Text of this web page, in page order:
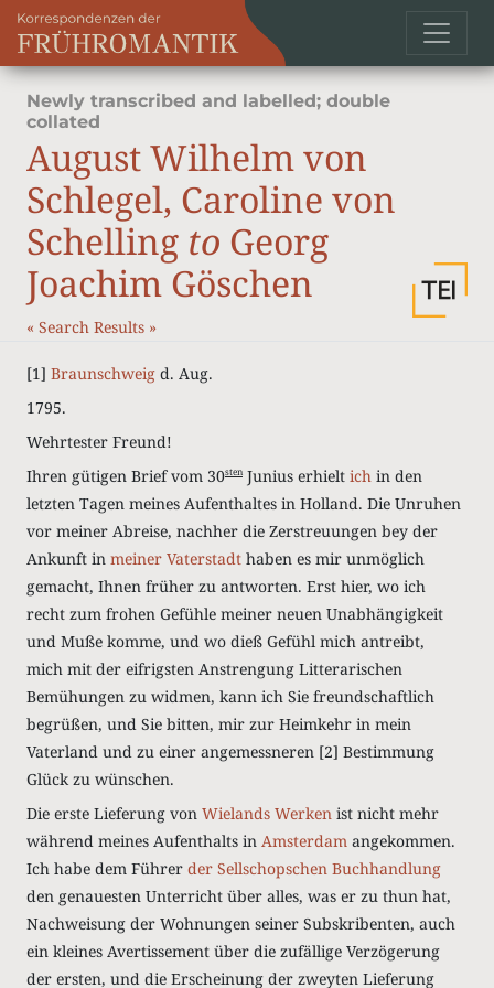
Newly transcribed and labelled; double
collated
August Wilhelm von
Schlegel, Caroline von
Schelling to Georg
Joachim Göschen
« Search Results »
[1] Braunschweig d. Aug.
1795.
Wehrtester Freund!
Ihren gütigen Brief vom 30sten Junius erhielt ich in den
letzten Tagen meines Aufenthaltes in Holland. Die Unruhen
vor meiner Abreise, nachher die Zerstreuungen bey der
Ankunft in meiner Vaterstadt haben es mir unmöglich
gemacht, Ihnen früher zu antworten. Erst hier, wo ich
recht zum frohen Gefühle meiner neuen Unabhängigkeit
und Muße komme, und wo dieß Gefühl mich antreibt,
mich mit der eifrigsten Anstrengung Litterarischen
Bemühungen zu widmen, kann ich Sie freundschaftlich
begrüßen, und Sie bitten, mir zur Heimkehr in mein
Vaterland und zu einer angemessneren [2] Bestimmung
Glück zu wünschen.
Die erste Lieferung von Wielands Werken ist nicht mehr
während meines Aufenthalts in Amsterdam angekommen.
Ich habe dem Führer der Sellschopschen Buchhandlung
den genauesten Unterricht über alles, was er zu thun hat,
Nachweisung der Wohnungen seiner Subskribenten, auch
ein kleines Avertissement über die zufällige Verzögerung
der ersten, und die Erscheinung der zweyten Lieferung